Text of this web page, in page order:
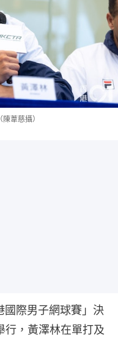
葦慈攝）
際男子網球賽」決
行，黃澤林在單打及